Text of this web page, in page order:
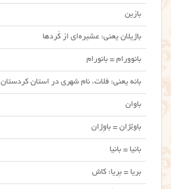
بازین
باژیلان یعنی: عشیره‌ای از کُردها
بانوورام = بانورام
بانه یعنی: فلات، نام شهری در استان کردستان
باوان
باوێژان = باوِژان
بانیا = بانیا
بریا = بِریا: کاش